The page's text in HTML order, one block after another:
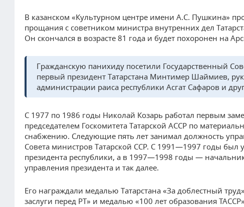
В казанском «Культурном центре имени А.С. Пушкина»
прощания с советником министра внутренних дел
Он скончался в возрасте 81 года и будет похоронен на
Гражданскую панихиду посетили Государственный
первый президент Татарстана Минтимер Шаймиев,
администрации раиса республики Асгат Сафаров и
С 1977 по 1986 годы Николай Козарь работал первым
председателем Госкомитета Татарской АССР по
снабжению. Следующие пять лет занимал должность
Совета министров Татарской ССР. С 1991—1997 годы
президента республики, а в 1997—1998 годы —
управления президента и так далее.
Его награждали медалью Татарстана «За доблестный
заслуги перед РТ» и медалью «100 лет образования